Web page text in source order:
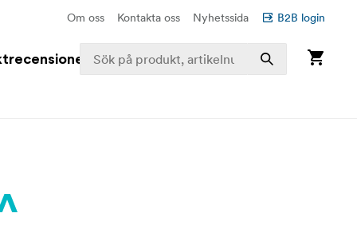
Om oss Kontakta oss Nyhetssida B2B login